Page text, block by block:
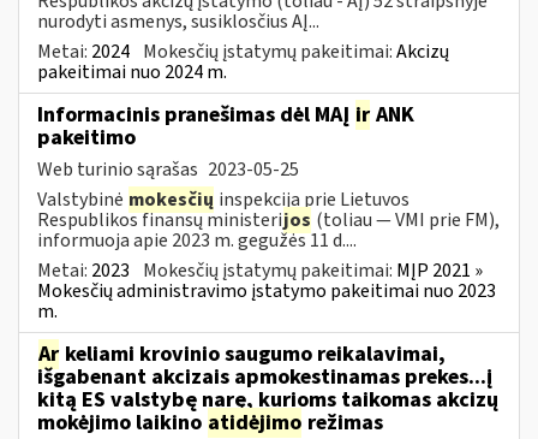
nurodyti asmenys, susiklosčius AĮ...
Metai: 2024 Mokesčių įstatymų pakeitimai:Akcizų
pakeitimai nuo 2024 m.
Informacinis pranešimas dėl MAĮ ir ANK
pakeitimo
Web turinio sąrašas 2023-05-25
Valstybinė mokesčių inspekcija prie Lietuvos
Respublikos finansų ministerijos (toliau — VMI prie FM),
informuoja apie 2023 m. gegužės 11 d....
Metai: 2023 Mokesčių įstatymų pakeitimai: MĮP 2021 »
Mokesčių administravimo įstatymo pakeitimai nuo 2023
m.
Ar keliami krovinio saugumo reikalavimai,
išgabenant akcizais apmokestinamas prekes...į
kitą ES valstybę narę, kurioms taikomas akcizų
mokėjimo laikino atidėjimo režimas